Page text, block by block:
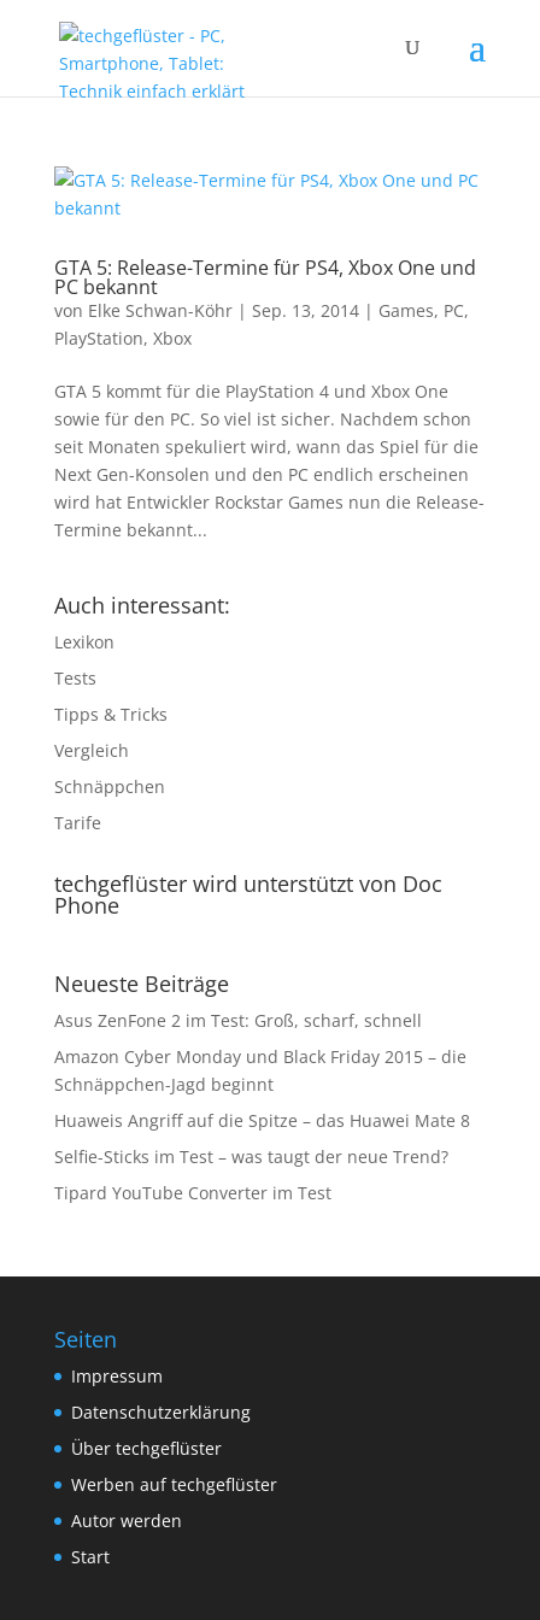
GTA 5: Release-Termine für PS4, Xbox One und
PC bekannt
von Elke Schwan-Köhr| Sep. 13, 2014| Games, PC,
PlayStation, Xbox
GTA 5 kommt für die PlayStation 4 und Xbox One
sowie für den PC. So viel ist sicher. Nachdem schon
seit Monaten spekuliert wird, wann das Spiel für die
Next Gen-Konsolen und den PC endlich erscheinen
wird hat Entwickler Rockstar Games nun die Release-
Termine bekannt...
Auch interessant:
Lexikon
Tests
Tipps & Tricks
Vergleich
Schnäppchen
Tarife
techgeflüster wird unterstützt von Doc
Phone
Neueste Beiträge
Asus ZenFone 2 im Test: Groß, scharf, schnell
Amazon Cyber Monday und Black Friday 2015 – die
Schnäppchen-Jagd beginnt
Huaweis Angriff auf die Spitze – das Huawei Mate 8
Selfie-Sticks im Test – was taugt der neue Trend?
Tipard YouTube Converter im Test
Seiten
Impressum
Datenschutzerklärung
Über techgeflüster
Werben auf techgeflüster
Autor werden
Start